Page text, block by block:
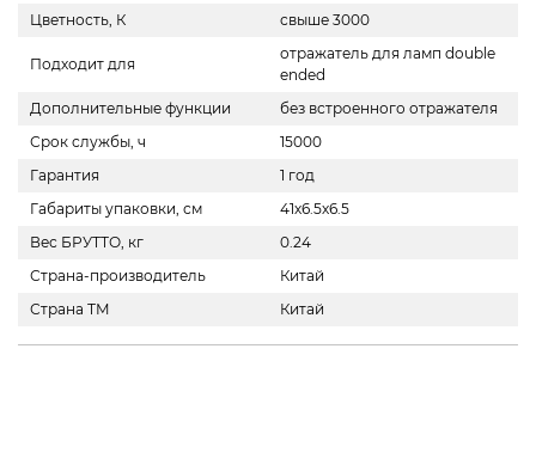
Цветность, К
свыше 3000
Подходит для
отражатель для ламп double
ended
Дополнительные функции
без встроенного отражателя
Срок службы, ч
15000
Гарантия
1 год
Габариты упаковки, см
41х6.5х6.5
Вес БРУТТО, кг
0.24
Страна-производитель
Китай
Страна ТМ
Китай